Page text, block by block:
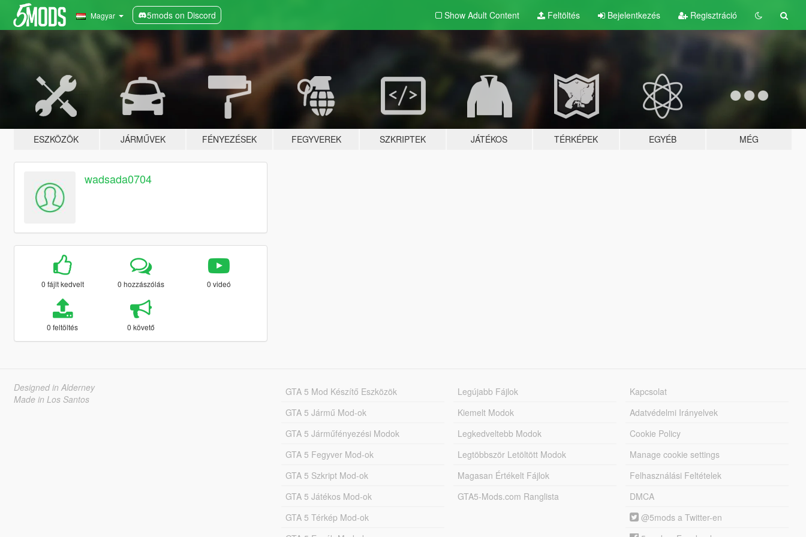
Magyar 5mods on Discord Show Adult Content Feltöltés Bejelentkezés Regisztráció
ESZKÖZÖK JÁRMŰVEK FÉNYEZÉSEK FEGYVEREK SZKRIPTEK JÁTÉKOS TÉRKÉPEK EGYÉB MÉG
wadsada0704
0 fájlt kedvelt 0 hozzászólás 0 videó
0 feltöltés 0 követő
Designed in Alderney
Made in Los Santos
GTA 5 Mod Készítő Eszközök
GTA 5 Jármű Mod-ok
GTA 5 Járműfényezési Modok
GTA 5 Fegyver Mod-ok
GTA 5 Szkript Mod-ok
GTA 5 Játékos Mod-ok
GTA 5 Térkép Mod-ok
Legújabb Fájlok
Kiemelt Modok
Legkedveltebb Modok
Legtöbbször Letöltött Modok
Magasan Értékelt Fájlok
GTA5-Mods.com Ranglista
Kapcsolat
Adatvédelmi Irányelvek
Cookie Policy
Manage cookie settings
Felhasználási Feltételek
DMCA
@5mods a Twitter-en